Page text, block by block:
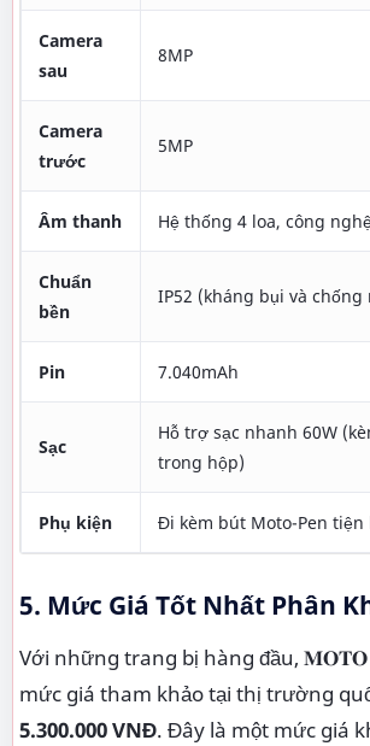
Camera
sau
8MP
Camera
trước
5MP
Âm thanh Hệ thống 4 loa, công
Chuẩn
bền
IP52 (kháng bụi và chống
Pin 7.040mAh
Sạc
Hỗ trợ sạc nhanh 60W
trong hộp)
Phụ kiện Đi kèm bút Moto-Pen tiện
5. Mức Giá Tốt Nhất Phân
Với những trang bị hàng đầu,
mức giá tham khảo tại thị trường
5.300.000 VNĐ. Đây là một mức giá